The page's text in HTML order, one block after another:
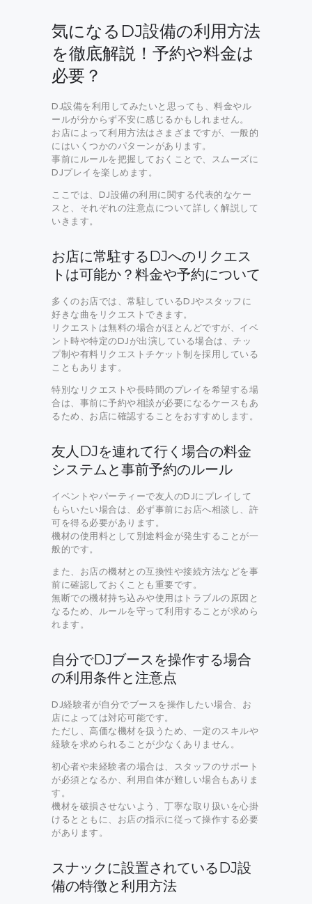
気になるDJ設備の利用方法
を徹底解説！予約や料金は
必要？
DJ設備を利用してみたいと思っても、料金やル
ールが分からず不安に感じるかもしれません。
お店によって利用方法はさまざまですが、一般的
にはいくつかのパターンがあります。
事前にルールを把握しておくことで、スムーズに
DJプレイを楽しめます。
ここでは、DJ設備の利用に関する代表的なケー
スと、それぞれの注意点について詳しく解説して
いきます。
お店に常駐するDJへのリクエス
トは可能か？料金や予約について
多くのお店では、常駐しているDJやスタッフに
好きな曲をリクエストできます。
リクエストは無料の場合がほとんどですが、イベ
ント時や特定のDJが出演している場合は、チッ
プ制や有料リクエストチケット制を採用している
こともあります。
特別なリクエストや長時間のプレイを希望する場
合は、事前に予約や相談が必要になるケースもあ
るため、お店に確認することをおすすめします。
友人DJを連れて行く場合の料金
システムと事前予約のルール
イベントやパーティーで友人のDJにプレイして
もらいたい場合は、必ず事前にお店へ相談し、許
可を得る必要があります。
機材の使用料として別途料金が発生することが一
般的です。
また、お店の機材との互換性や接続方法などを事
前に確認しておくことも重要です。
無断での機材持ち込みや使用はトラブルの原因と
なるため、ルールを守って利用することが求めら
れます。
自分でDJブースを操作する場合
の利用条件と注意点
DJ経験者が自分でブースを操作したい場合、お
店によっては対応可能です。
ただし、高価な機材を扱うため、一定のスキルや
経験を求められることが少なくありません。
初心者や未経験者の場合は、スタッフのサポート
が必須となるか、利用自体が難しい場合もありま
す。
機材を破損させないよう、丁寧な取り扱いを心掛
けるとともに、お店の指示に従って操作する必要
があります。
スナックに設置されているDJ設
備の特徴と利用方法